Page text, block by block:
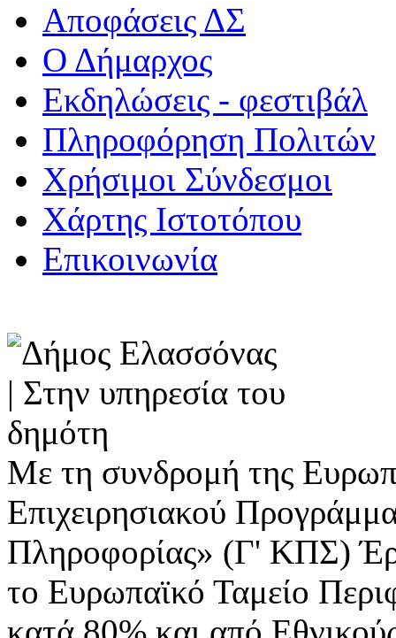
Αποφάσεις ΔΣ
Ο Δήμαρχος
Εκδηλώσεις - φεστιβάλ
Πληροφόρηση Πολιτών
Χρήσιμοι Σύνδεσμοι
Χάρτης Ιστοτόπου
Επικοινωνία
Με τη συνδρομή της
Επιχειρησιακού
Πληροφορίας» (Γ' ΚΠΣ)
το Ευρωπαϊκό Ταμείο